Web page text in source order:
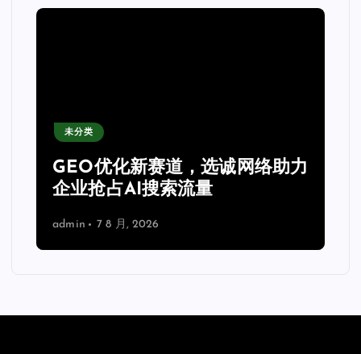
未分类
GEO优化新赛道，选诚网络助力
企业抢占AI搜索流量
admin 7 8 月, 2026